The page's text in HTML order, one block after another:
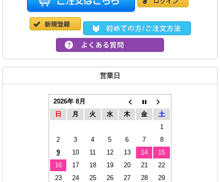
営業日
2026年 8月
日
月 火 水 木 金
土
1
2
3 4 5 6 7
8
9
10 11 12 13 14
15
16
17 18 19 20 21
22
23
24 25 26 27 28
29